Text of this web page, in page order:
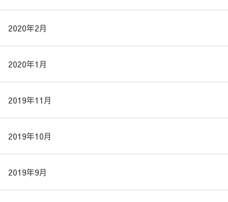
2020年2月
2020年1月
2019年11月
2019年10月
2019年9月